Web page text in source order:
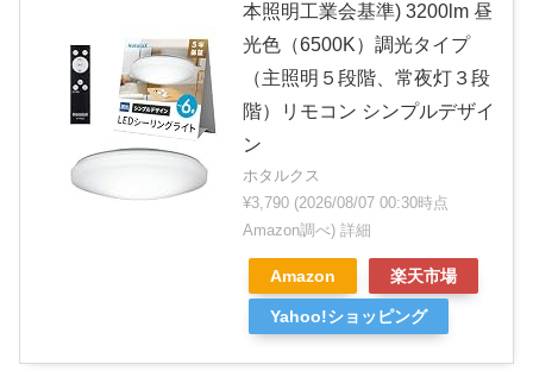
本照明工業会基準) 3200lm 昼
光色（6500K）調光タイプ
（主照明５段階、常夜灯３段
階）リモコン シンプルデザイ
ン
ホタルクス
¥3,790 (2026/08/07 00:30時点
Amazon調べ) 詳細
Amazon 楽天市場
Yahoo!ショッピング